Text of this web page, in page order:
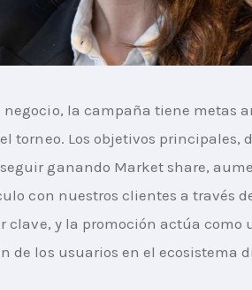
negocio, la campaña tiene metas
torneo. Los objetivos principales,
ganando Market share,
con nuestros clientes a través de
y la promoción actúa como
de los usuarios en el ecosistema